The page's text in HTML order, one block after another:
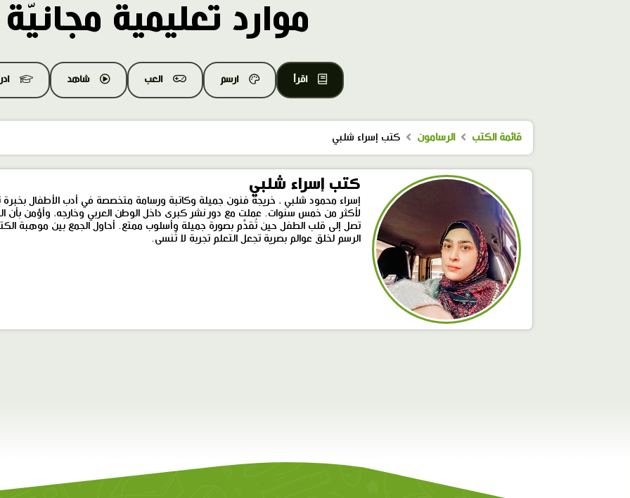
موارد تعليمية مجانيّة
اقرأ ارسم العب شاهد
قائمة الكتب الرسامون كتب إسراء شلبي
كتب إسراء شلبي
إسراء محمود شلبي ، خريجة فنون جميلة وكاتبة ورسامة متخصصة في أدب الأطفال بخبرة
لأكثر من خمس سنوات. عملت مع دور نشر كبرى داخل الوطن العربي وخارجه، وأؤمن بأن
تصل إلى قلب الطفل حين تُقدَّم بصورة جميلة وأسلوب ممتع. أحاول الجمع بين موهبة
الرسم لخلق عوالم بصرية تجعل التعلم تجربة لا تُنسى.